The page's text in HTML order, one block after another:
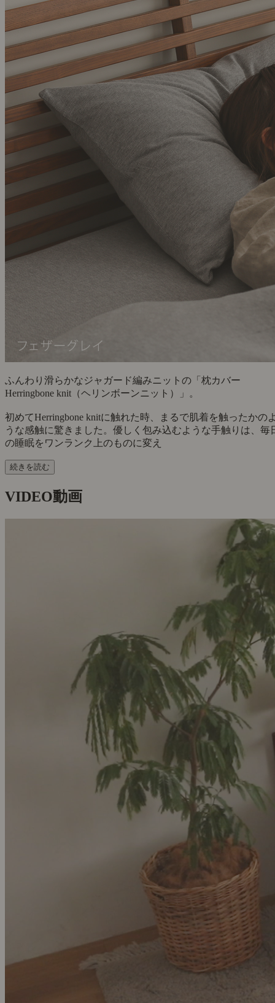
ふんわり滑らかなジャガード編みニットの「枕カバー
Herringbone knit（ヘリンボーンニット）」。
初めてHerringbone knitに触れた時、まるで肌着を触ったかの
うな感触に驚きました。優しく包み込むような手触りは、毎
の睡眠をワンランク上のものに変え
続きを読む
VIDEO動画